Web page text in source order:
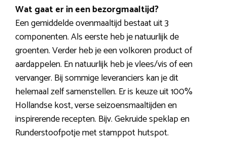
Wat gaat er in een bezorgmaaltijd?
Een gemiddelde ovenmaaltijd bestaat uit 3
componenten. Als eerste heb je natuurlijk de
groenten. Verder heb je een volkoren product of
aardappelen. En natuurlijk heb je vlees/vis of een
vervanger. Bij sommige leveranciers kan je dit
helemaal zelf samenstellen. Er is keuze uit 100%
Hollandse kost, verse seizoensmaaltijden en
inspirerende recepten. Bijv. Gekruide speklap en
Runderstoofpotje met stamppot hutspot.